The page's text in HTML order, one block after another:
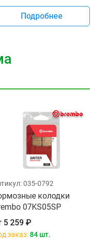
Подробнее
035-0792
колодки
07KS05SP
5 259 ₽
заказ:84 шт.